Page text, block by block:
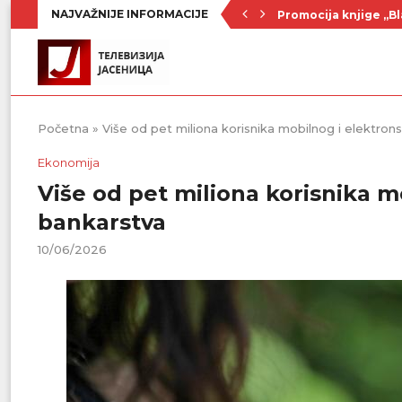
NAJVAŽNIJE INFORMACIJE Promocija knjige
Početna » Više od pet miliona korisnika mobilnog i
Ekonomija
Više od pet miliona korisnika
bankarstva
10/06/2026